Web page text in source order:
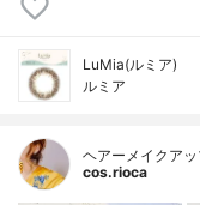
LuMia(ルミア)
ルミア
ヘアーメイクア
cos.rioca